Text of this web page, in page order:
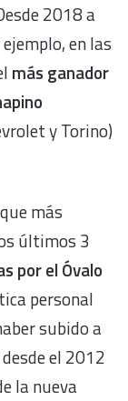
2018 a
en las
más ganador
y Torino)
más
últimos 3
por el Óvalo
personal
subido a
el 2012
la nueva